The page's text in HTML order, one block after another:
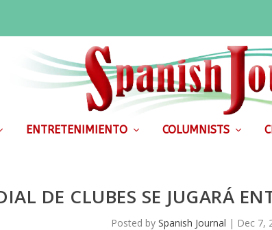
ENTRETENIMIENTO COLUMNISTS
DE CLUBES SE JUGARÁ
Posted by Spanish Journal | Dec 7,